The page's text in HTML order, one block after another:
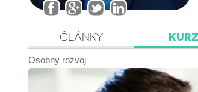
ČLÁNKY
Osobný rozvoj